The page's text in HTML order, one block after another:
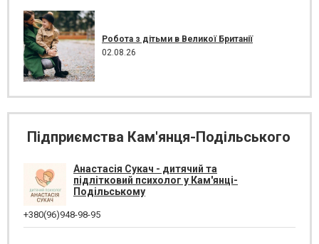
Робота з дітьми в Великої Британії
02.08.26
Підприємства Кам'янця-Подільського
Анастасія Сукач - дитячий та
підлітковий психолог у Кам'янці-
Подільському
+380(96)948-98-95